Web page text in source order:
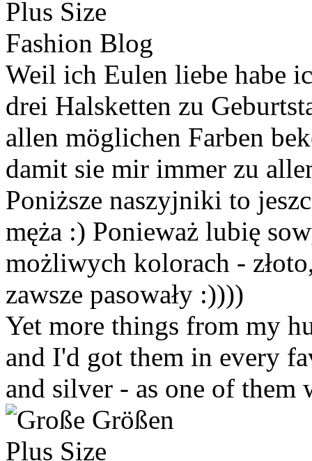
Weil ich Eulen liebe habe
drei Halsketten zu
allen möglichen Farben
damit sie mir immer zu
Poniższe naszyjniki to
męża :) Ponieważ lubię
możliwych kolorach -
zawsze pasowały :))))
Yet more things from my
and I'd got them in every
and silver - as one of